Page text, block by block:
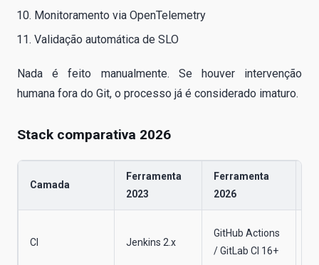
Monitoramento via OpenTelemetry
Validação automática de SLO
Nada é feito manualmente. Se houver intervenção
humana fora do Git, o processo já é considerado imaturo.
Stack comparativa 2026
Camada
Ferramenta
2023
Ferramenta
2026
CI Jenkins 2.x
GitHub Actions
/ GitLab CI 16+